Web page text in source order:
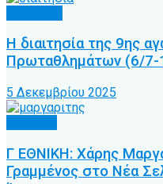
Η διαιτησία της 9ης
Πρωταθλημάτων (6/7-
5 Δεκεμβρίου 2025
Γ ΕΘΝΙΚΗ: Χάρης
Γραμμένος στο Νέα